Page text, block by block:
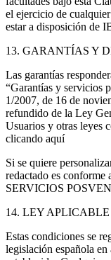
el ejercicio de
estar a disposición de
13. GARANTÍAS Y
Las garantías
“Garantías y servicios
1/2007, de 16 de
refundido de la Ley
Usuarios y otras leyes
clicando aquí
Si se quiere
redactado es
SERVICIOS
14. LEY
Estas condiciones se
legislación española en